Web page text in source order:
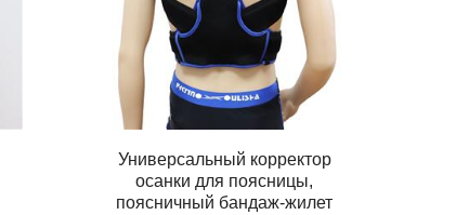
Универсальный корректор
осанки для поясницы,
поясничный бандаж-жилет